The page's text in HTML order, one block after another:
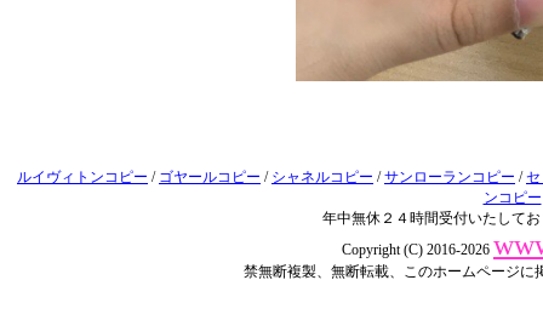
ルイヴィトンコピー / ゴヤールコピー / シャネルコピー /サンローランコピー /
ンコピー
年中無休２４時間受付いたして
Copyright (C) 2016-2026
禁無断複製、無断転載、このホームページ